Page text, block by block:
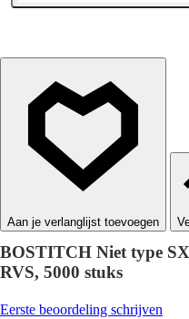
BOSTITCH Niet type
RVS, 5000 stuks
Eerste beoordeling schrijven